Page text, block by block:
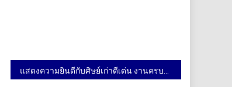
แสดงความยินดีกับศิษย์เก่าดีเด่น งานครบรอบ 56 ปี วันพระราชทานนาม และ 137 ปี มหาวิทยาลัยมหิดล วันที่ 2 มีนาคม 2568